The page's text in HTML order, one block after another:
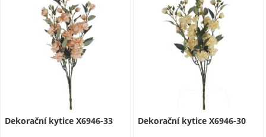
Dekorační kytice X6946-33 Dekorační kytice X6946-30